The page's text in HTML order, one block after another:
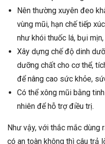
Nên thường xuyên đeo
vùng mũi, hạn chế tiếp
như khói thuốc lá, bụi
Xây dựng chế độ dinh
dưỡng chất cho cơ thể,
để nâng cao sức khỏe,
Có thể xông mũi bằng
nhiên để hỗ trợ điều trị.
Như vậy, với thắc mắc
có an toàn không thì câu trả